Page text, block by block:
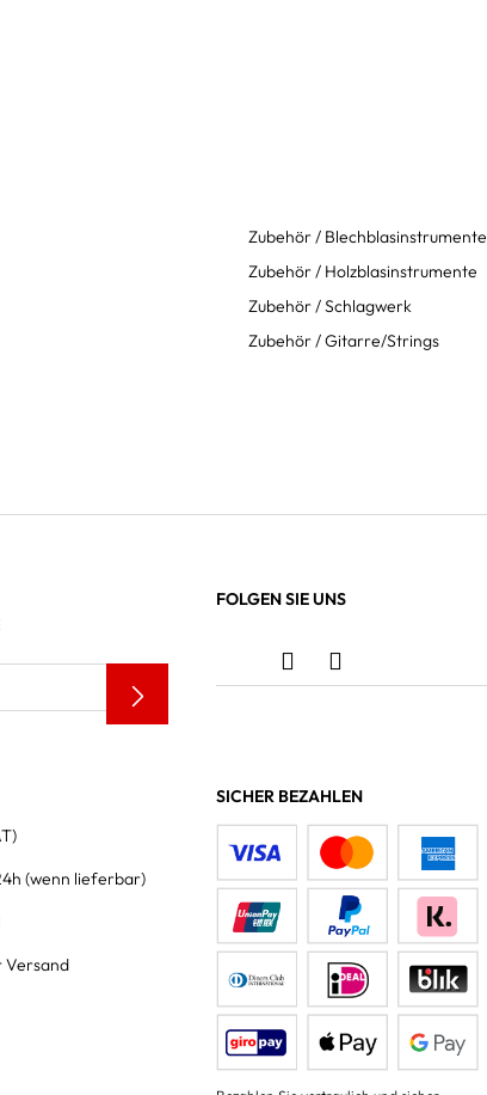
Zubehör / Blechblasinstrumente
Zubehör / Holzblasinstrumente
Zubehör / Schlagwerk
Zubehör / Gitarre/Strings
FOLGEN SIE UNS
(wenn lieferbar)
Versand
SICHER BEZAHLEN